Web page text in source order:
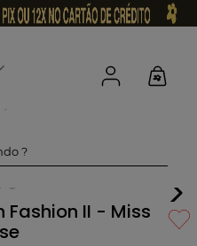
?
Fashion II - Miss